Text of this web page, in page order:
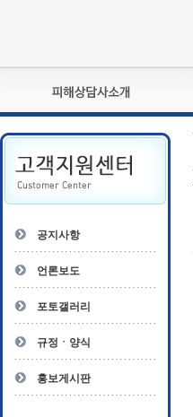
피해상담사란?
자격관리규정
상담사 자격증 확인
- 피해상담사 1급
- 전문수련감독자
- 전문수련기관
공지사항
언론보도
포토갤러리
규정ㆍ양식
홍보게시판